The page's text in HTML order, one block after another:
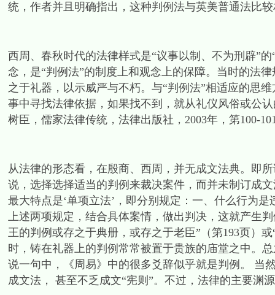
统，作者并且明确指出，这种判例法与英美普通法比
西周、春秋时代的法律样式是“议事以制、不为刑辟”
念，是“判例法”的制度上和观念上的保障。当时的法
之于礼器，以示威严与不朽。与“判例法”相适应的思
事中寻找法律依据，如果找不到，就从礼仪风俗或公
树臣，儒家法律传统，法律出版社，2003年，第100-
从法律的形态看，在殷商、西周，并无成文法典。即
说，选择选择适当的判例来裁决案件，而并未制订成
最大特点是‘单项立法’，即分别规定：一、什么行为
上述两项规定，结合具体案情，做出判决，这就产生
王的判例或存之于典册，或存之于老臣”（第193页）
时，铸在礼器上的判例常常被置于贵族的庙堂之中
说一句中，《周易》中的很多爻辞似乎就是判例。 当
成文法， 甚至不乏成文“宪则”。不过，法律的主要渊